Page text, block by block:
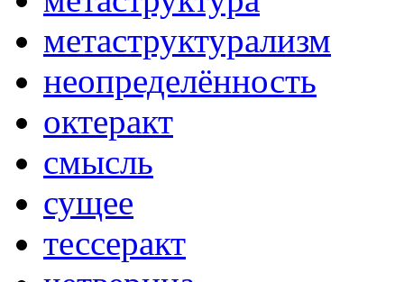
метаструктурализм
неопределённость
октеракт
смысль
сущее
тессеракт